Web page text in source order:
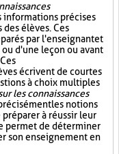
informations précises
élèves. Ces
par l'enseignant et
d'une leçon ou avant
écrivent de courtes
à choix multiples
les connaissances
les notions
à réussir leur
permet de déterminer
son enseignement en